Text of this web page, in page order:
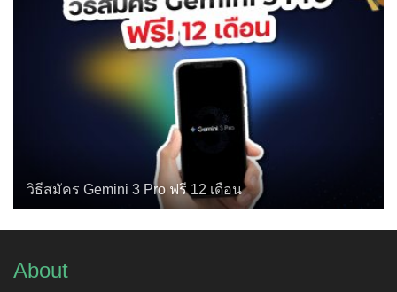
วิธีสมัคร Gemini 3 Pro ฟรี 12 เดือน
About